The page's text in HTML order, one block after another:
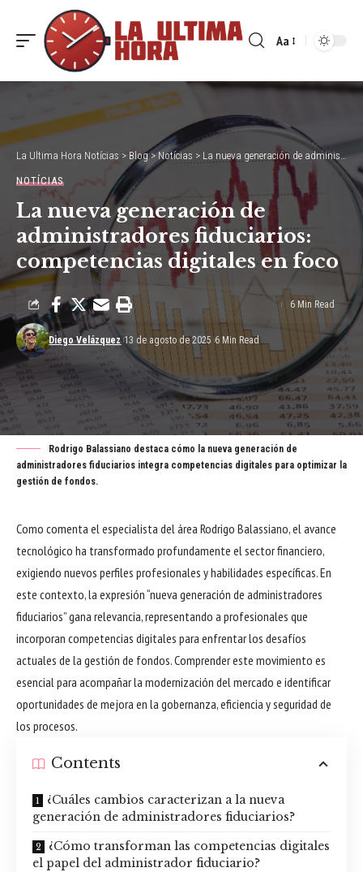
Font
Aa
La Ultima Hora Notícias > Blog>Notícias > La nueva generación de administradores fiduciarios: competencias digitales en foco
NOTÍCIAS
La nueva generación de
administradores fiduciarios:
competencias digitales en foco
Diego Velázquez 13 de agosto de 2025 6 Min Read
6 Min Read
Rodrigo Balassiano destaca cómo la nueva generación de
administradores fiduciarios integra competencias digitales para optimizar la
gestión de fondos.
Como comenta el especialista del área Rodrigo Balassiano, el avance
tecnológico ha transformado profundamente el sector financiero,
exigiendo nuevos perfiles profesionales y habilidades específicas. En
este contexto, la expresión “nueva generación de administradores
fiduciarios” gana relevancia, representando a profesionales que
incorporan competencias digitales para enfrentar los desafíos
actuales de la gestión de fondos. Comprender este movimiento es
esencial para acompañar la modernización del mercado e identificar
oportunidades de mejora en la gobernanza, eficiencia y seguridad de
los procesos.
Contents
¿Cuáles cambios caracterizan a la nueva
generación de administradores fiduciarios?
¿Cómo transforman las competencias digitales
el papel del administrador fiduciario?